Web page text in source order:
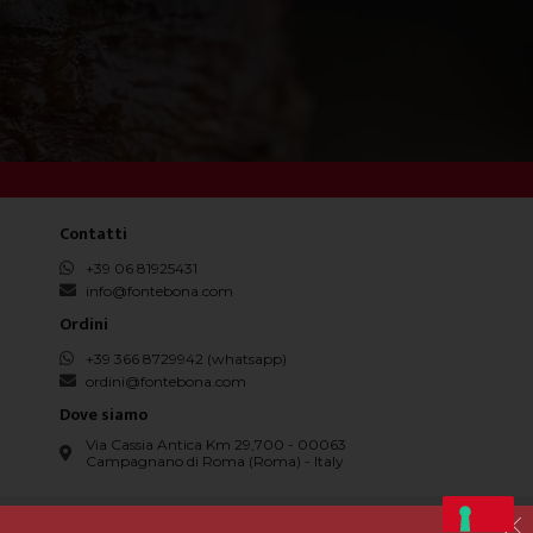
Contatti
+39 06 81925431
info@fontebona.com
Ordini
+39 366 8729942 (whatsapp)
ordini@fontebona.com
Dove siamo
Via Cassia Antica Km 29,700 - 00063
Campagnano di Roma (Roma) - Italy